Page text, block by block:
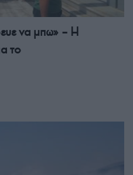
να μπω» – Η
το